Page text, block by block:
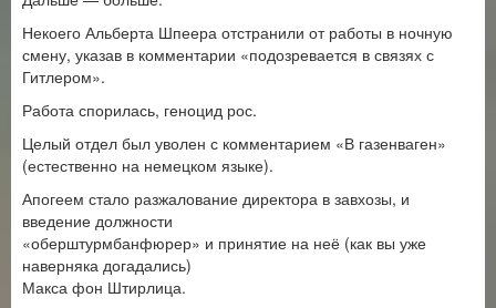
Некоего Альберта Шпеера отстранили от работы в ночную
смену, указав в комментарии «подозревается в связях с
Гитлером».
Работа спорилась, геноцид рос.
Целый отдел был уволен с комментарием «В газенваген»
(естественно на немецком языке).
Апогеем стало разжалование директора в завхозы, и
введение должности
«оберштурмбанфюрер» и принятие на неё (как вы уже
наверняка догадались)
Макса фон Штирлица.